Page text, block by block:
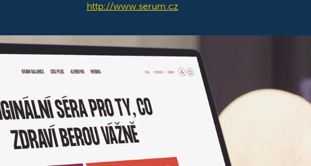
http://www.serum.cz